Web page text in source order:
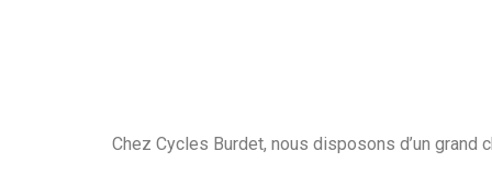
Chez Cycles Burdet, nous disposons d’un